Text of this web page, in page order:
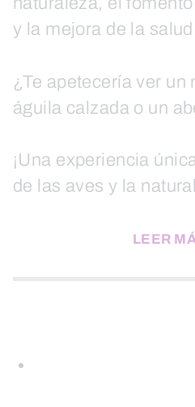
y la mejora de la
¿Te apetecería ver un
águila calzada o un
¡Una experiencia
de las aves y la
LEER